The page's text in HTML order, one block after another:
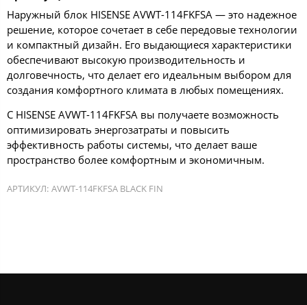
Наружный блок HISENSE AVWT-114FKFSA — это надежное
решение, которое сочетает в себе передовые технологии
и компактный дизайн. Его выдающиеся характеристики
обеспечивают высокую производительность и
долговечность, что делает его идеальным выбором для
создания комфортного климата в любых помещениях.
С HISENSE AVWT-114FKFSA вы получаете возможность
оптимизировать энергозатраты и повысить
эффективность работы системы, что делает ваше
пространство более комфортным и экономичным.
АРТИКУЛ: AVWT-114FKFSA BLACK FIN